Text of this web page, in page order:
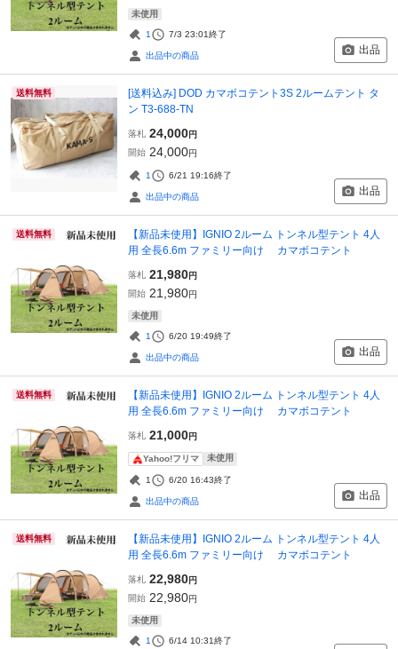
未使用
1 7/3 23:01終了
出品中の商品 出品
送料無料
[送料込み] DOD カマボコテント3S 2ルームテント タ
ン T3-688-TN
落札 24,000円
開始 24,000円
1 6/21 19:16終了
出品中の商品 出品
送料無料
【新品未使用】IGNIO 2ルーム トンネル型テント 4人
用 全長6.6m ファミリー向け カマボコテント
落札 21,980円
開始 21,980円
未使用
1 6/20 19:49終了
出品中の商品 出品
送料無料
【新品未使用】IGNIO 2ルーム トンネル型テント 4人
用 全長6.6m ファミリー向け カマボコテント
落札 21,000円
Yahoo!フリマ 未使用
1 6/20 16:43終了
出品中の商品 出品
送料無料
【新品未使用】IGNIO 2ルーム トンネル型テント 4人
用 全長6.6m ファミリー向け カマボコテント
落札 22,980円
開始 22,980円
未使用
1 6/14 10:31終了